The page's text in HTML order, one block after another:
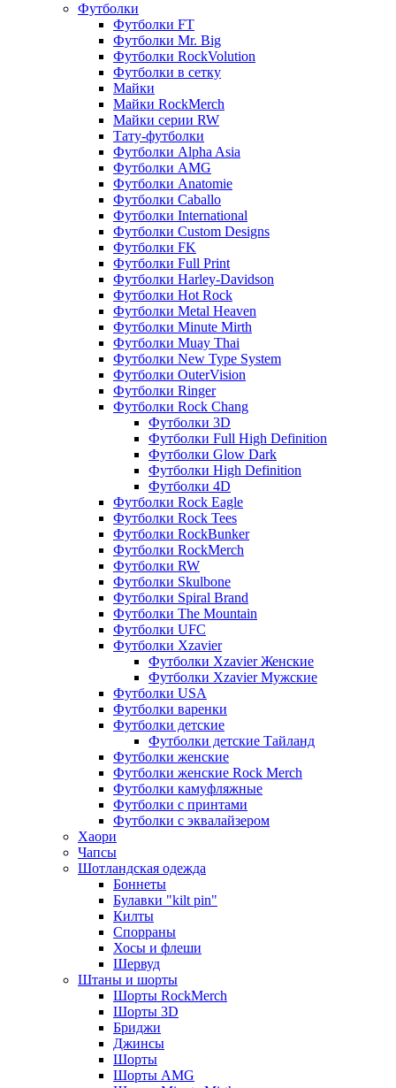
Футболки
Футболки FT
Футболки Mr. Big
Футболки RockVolution
Футболки в сетку
Майки
Майки RockMerch
Майки серии RW
Тату-футболки
Футболки Alpha Asia
Футболки AMG
Футболки Anatomie
Футболки Caballo
Футболки International
Футболки Custom Designs
Футболки FK
Футболки Full Print
Футболки Harley-Davidson
Футболки Hot Rock
Футболки Metal Heaven
Футболки Minute Mirth
Футболки Muay Thai
Футболки New Type System
Футболки OuterVision
Футболки Ringer
Футболки Rock Chang
Футболки 3D
Футболки Full High Definition
Футболки Glow Dark
Футболки High Definition
Футболки 4D
Футболки Rock Eagle
Футболки Rock Tees
Футболки RockBunker
Футболки RockMerch
Футболки RW
Футболки Skulbone
Футболки Spiral Brand
Футболки The Mountain
Футболки UFC
Футболки Xzavier
Футболки Xzavier Женские
Футболки Xzavier Мужские
Футболки USA
Футболки варенки
Футболки детские
Футболки детские Тайланд
Футболки женские
Футболки женские Rock Merch
Футболки камуфляжные
Футболки с принтами
Футболки с эквалайзером
Хаори
Чапсы
Шотландская одежда
Боннеты
Булавки "kilt pin"
Килты
Спорраны
Хосы и флеши
Шервуд
Штаны и шорты
Шорты RockMerch
Шорты 3D
Бриджи
Джинсы
Шорты
Шорты AMG